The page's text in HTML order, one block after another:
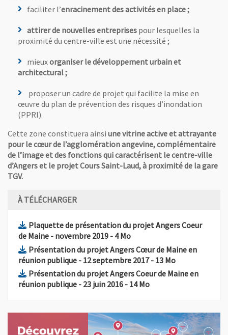
faciliter l’enracinement des activités en place ;
attirer de nouvelles entreprises pour lesquelles la
proximité du centre-ville est une nécessité ;
mieuxorganiser le développement urbain et
architectural ;
proposer un cadre de projet qui facilite la mise en
œuvre du plan de prévention des risques d’inondation
(PPRI).
Cette zone constituera ainsi une vitrine active et attrayante
pour le cœur de l’agglomération angevine, complémentaire
de l’image et des fonctions qui caractérisent le centre-ville
d’Angers et le projet Cours Saint-Laud, à proximité de la gare
TGV.
À TÉLÉCHARGER
Plaquette de présentation du projet Angers Coeur
de Maine - novembre 2019, Fichier au format Pdf
- 4 Mo, Ouvre une nouvelle fenêtre
Présentation du projet Angers Cœur de Maine en
réunion publique - 12 septembre 2017, Fichier au format Pdf
- 13 Mo, Ouvre une
Présentation du projet Angers Coeur de Maine en
réunion publique - 23 juin 2016, Fichier au format Pdf
- 14 Mo, Ouvre une nouvelle